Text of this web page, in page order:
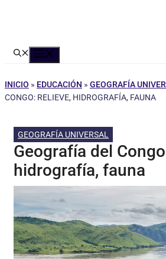
INICIO » EDUCACIÓN » GEOGRAFÍA
CONGO: RELIEVE, HIDROGRAFÍA, FAUNA
GEOGRAFÍA UNIVERSAL
Geografía del
hidrografía, fauna